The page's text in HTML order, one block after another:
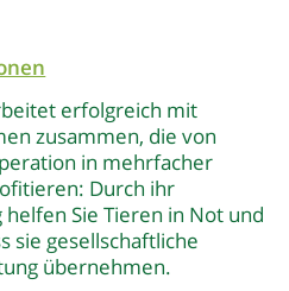
erfolgreich mit
zusammen, die von
in mehrfacher
Durch ihr
helfen Sie Tieren in Not und
sie gesellschaftliche
übernehmen.